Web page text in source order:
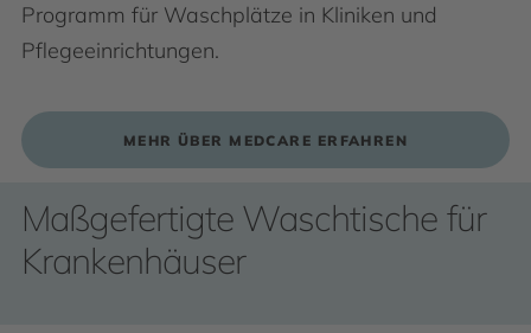
Programm für Waschplätze in Kliniken und
Pflegeeinrichtungen.
MEHR ÜBER MEDCARE ERFAHREN
Maßgefertigte Waschtische für
Krankenhäuser